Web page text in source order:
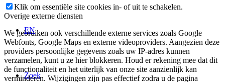
EN
Zoek
Klik om essentiële site cookies in- of uit te schakelen.
Overige externe diensten
We gebruiken ook verschillende externe services zoals Google
Webfonts, Google Maps en externe videoproviders. Aangezien deze
providers persoonlijke gegevens zoals uw IP-adres kunnen
verzamelen, kunt u ze hier blokkeren. Houd er rekening mee dat dit
de functionaliteit en het uiterlijk van onze site aanzienlijk kan
verminderen. Wijzigingen zijn pas effectief zodra u de pagina